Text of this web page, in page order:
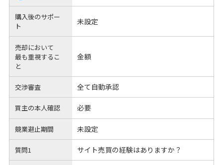
購入後のサポー
ト
未設定
売却において
最も重視するこ
と
金額
交渉審査 全て自動承認
買主の本人確認 必要
競業避止期間 未設定
質問1 サイト売買の経験はありますか？